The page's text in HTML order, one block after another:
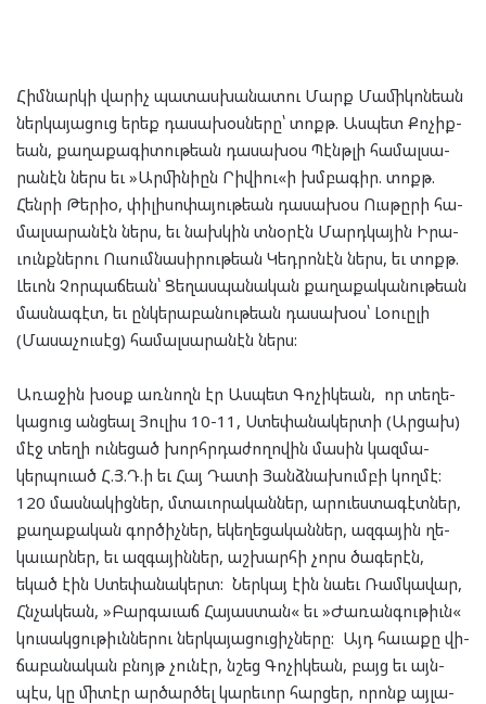
Հիմ­նար­կի վա­րիչ պա­տաս­խա­նա­տու Մարք Մա­մի­կոն­եան
ներ­կա­յա­ցուց երեք դա­սա­խօս­նե­րը՝ տոքթ. Աս­պետ Քո­չիք­
եան, քա­ղա­քա­գի­տու­թեան դա­սա­խօս Պէնթ­լի հա­մալ­սա­
րա­նէն ներս եւ »Ար­մի­նիըն Րի­վիու«ի խմբա­գիր. տոքթ.
Հեն­րի Թերիօ, փի­լի­սո­փա­յու­թեան դա­սա­խօս Ուս­թը­րի հա­
մալ­սա­րա­նէն ներս, եւ նախ­կին տնօ­րէն Մարդ­կա­յին Իրա­
ւունք­նե­րու Ու­սում­նա­սի­րու­թեան Կեդ­րո­նէն ներս, եւ տոքթ.
Լե­ւոն Չոր­պաճ­եան՝ Ցե­ղաս­պա­նա­կան քա­ղա­քա­կա­նու­թեան
մաս­նա­գէտ, եւ ըն­կե­րա­բա­նու­թեան դա­սա­խօս՝ Լօ­ուը­լի
(Մա­սա­չու­սէց) հա­մալ­սա­րա­նէն ներս:
Առա­ջին խօսք առ­նողն էր Աս­պետ Գո­չիկ­եան, որ տե­ղե­
կա­ցուց անց­եալ Յու­լիս 10-11, Ստե­փա­նա­կեր­տի (Ար­ցախ)
մէջ տե­ղի ու­նե­ցած խորհր­դա­ժո­ղո­վին մա­սին կազ­մա­
կերպ­ուած Հ.Յ.Դ.ի եւ Հայ Դա­տի Յանձ­նա­խում­բի կող­մէ:
120 մաս­նա­կից­ներ, մտա­ւո­րա­կան­ներ, ար­ուես­տա­գէտ­ներ,
քա­ղա­քա­կան գոր­ծիչ­ներ, եկե­ղե­ցա­կան­ներ, ազ­գա­յին ղե­
կա­ւար­ներ, եւ ազ­գա­յին­ներ, աշ­խար­հի չորս ծա­գե­րէն,
եկած էին Ստե­փա­նա­կերտ: Ներ­կայ էին նա­եւ Ռամ­կա­վար,
Հնչակ­եան, »Բար­գա­ւաճ Հա­յաս­տան« եւ »Ժա­ռան­գու­թիւն«
կու­սակ­ցու­թիւն­նե­րու ներ­կա­յա­ցու­ցիչ­նե­րը: Այդ հա­ւա­քը վի­
ճա­բա­նա­կան բնոյթ չու­նէր, նշեց Գո­չիկ­եան, բայց եւ այն­
պէս, կը մի­տէր ար­ծար­ծել կա­րե­ւոր հար­ցեր, որոնք այ­լա­